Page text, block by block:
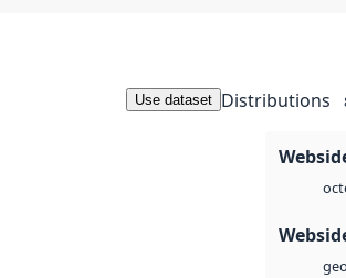
Use dataset Distributions